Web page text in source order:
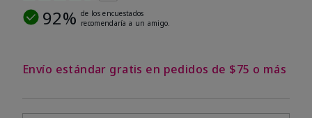
92% de los encuestados
recomendaría a un amigo.
Envío estándar gratis en pedidos de $75 o más